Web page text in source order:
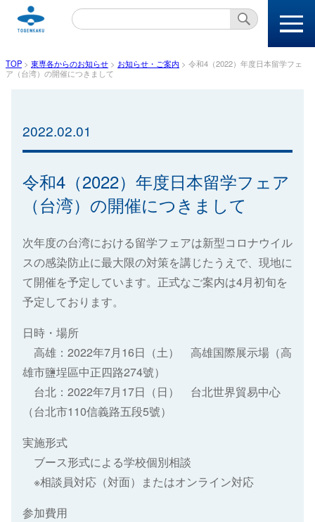
本文へ
TOP > 東専各からのお知らせ > お知らせ・ご案内 > 令和4（2022）年度日本留学フェ
ア（台湾）の開催につきまして
2022.02.01
令和4（2022）年度日本留学フェア
（台湾）の開催につきまして
次年度の台湾における留学フェアは新型コロナウイル
スの感染防止に最大限の対策を講じたうえで、現地に
て開催を予定しています。正式なご案内は4月初旬を
予定しております。
日時・場所
高雄：2022年7月16日（土） 高雄国際展示場（高
雄市鹽埕區中正四路274號）
台北：2022年7月17日（日） 台北世界貿易中心
（台北市110信義路五段5號）
実施形式
ブース形式による学校個別相談
※相談員対応（対面）またはオンライン対応
参加費用